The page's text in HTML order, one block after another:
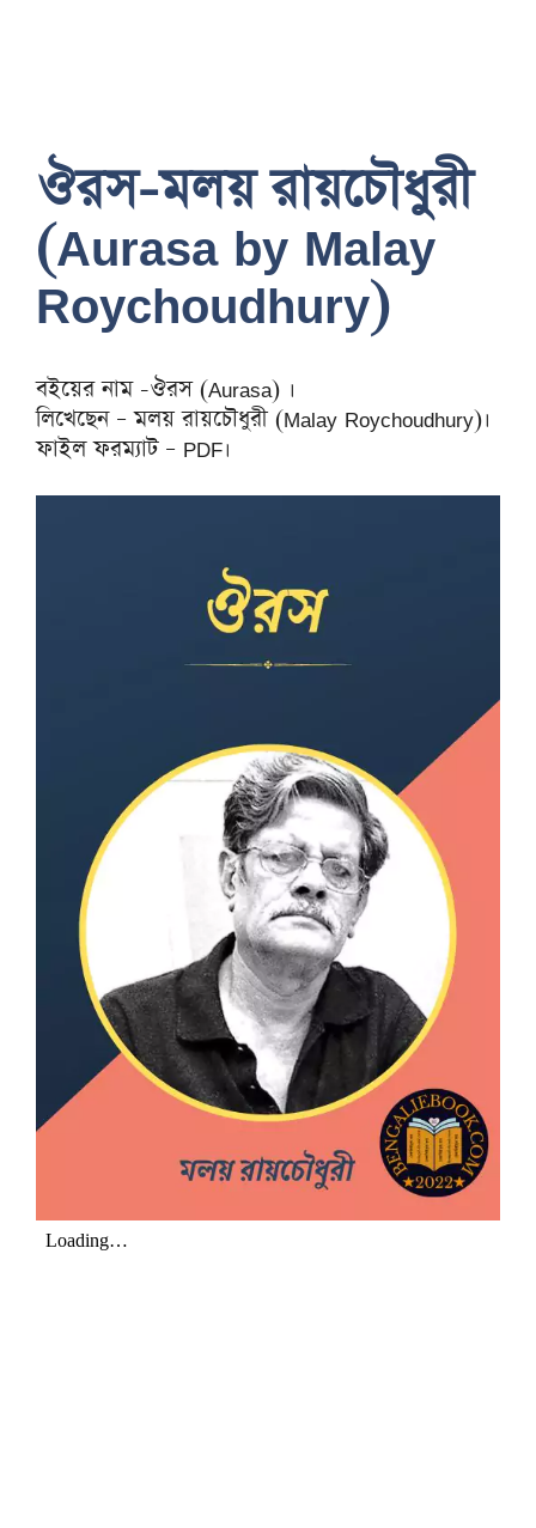
ঔরস-মলয় রায়চৌধুরী
(Aurasa by Malay
Roychoudhury)
বইয়ের নাম -ঔরস (Aurasa) ।
লিখেছেন – মলয় রায়চৌধুরী (Malay Roychoudhury)।
ফাইল ফরম্যাট – PDF।